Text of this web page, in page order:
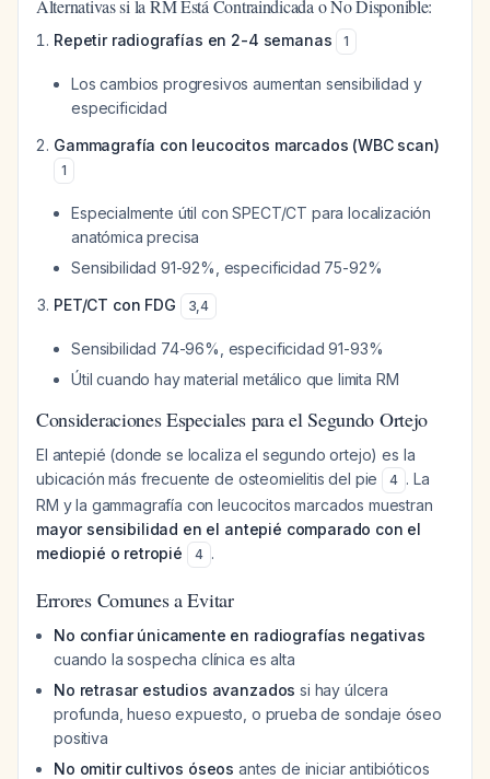
Alternativas si la RM Está Contraindicada o No Disponible:
Repetir radiografías en 2-4 semanas 1
Los cambios progresivos aumentan sensibilidad y
especificidad
Gammagrafía con leucocitos marcados (WBC scan)
1
Especialmente útil con SPECT/CT para localización
anatómica precisa
Sensibilidad 91-92%, especificidad 75-92%
PET/CT con FDG
3,4
Sensibilidad 74-96%, especificidad 91-93%
Útil cuando hay material metálico que limita RM
Consideraciones Especiales para el Segundo Ortejo
El antepié (donde se localiza el segundo ortejo) es la
ubicación más frecuente de osteomielitis del pie
4 . La
RM y la gammagrafía con leucocitos marcados muestran
mayor sensibilidad en el antepié comparado con el
mediopié o retropié
4 .
Errores Comunes a Evitar
No confiar únicamente en radiografías negativas
cuando la sospecha clínica es alta
No retrasar estudios avanzados si hay úlcera
profunda, hueso expuesto, o prueba de sondaje óseo
positiva
No omitir cultivos óseos antes de iniciar antibióticos